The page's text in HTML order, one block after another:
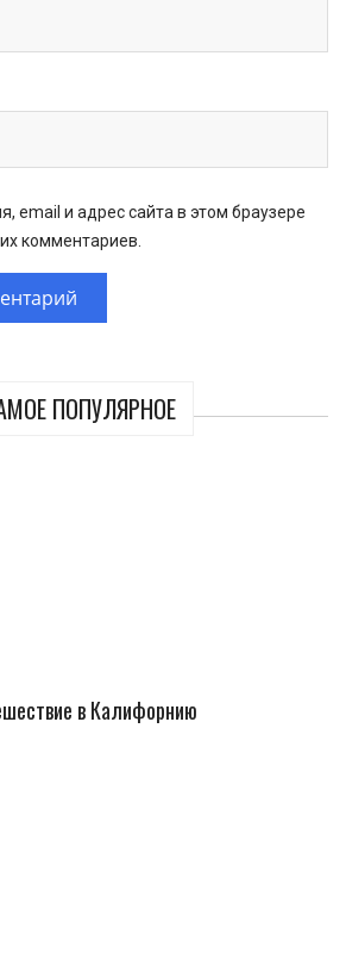
ПОПУЛЯРНОЕ
в Калифорнию
email и адрес сайта в этом браузере
комментариев.